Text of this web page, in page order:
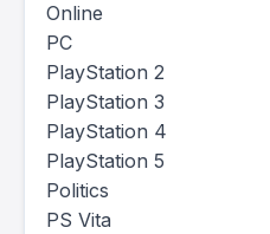
Online
PC
PlayStation 2
PlayStation 3
PlayStation 4
PlayStation 5
Politics
PS Vita